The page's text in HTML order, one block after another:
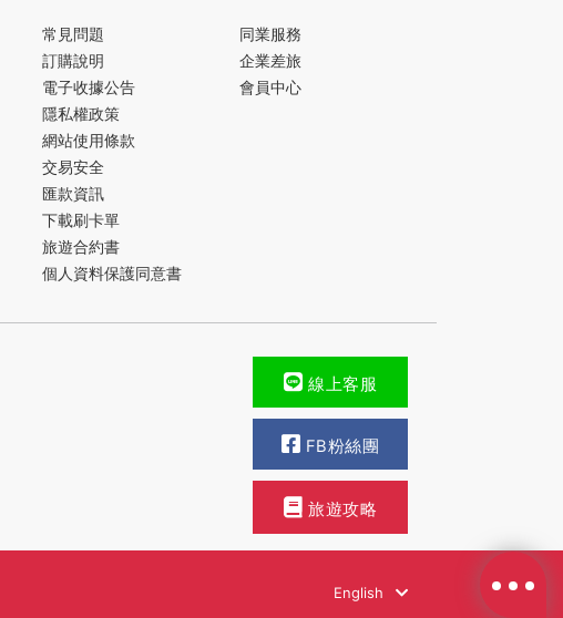
常見問題
訂購說明
電子收據公告
隱私權政策
網站使用條款
交易安全
匯款資訊
下載刷卡單
旅遊合約書
個人資料保護同意書
同業服務
企業差旅
會員中心
線上客服
FB粉絲團
旅遊攻略
English